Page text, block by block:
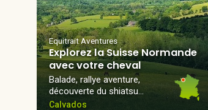
Equitrait Aventures
Explorez la Suisse Normande
avec votre cheval
Balade, rallye aventure,
découverte du shiatsu…
Calvados